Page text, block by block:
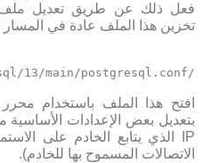
فعل ذلك عن طريق تعديل ملف
تخزين هذا الملف عادة في المسار
/etc/postgresql/13/main/postgresql.conf
افتح هذا الملف باستخدام
بتعديل بعض الإعدادات الأساسية
IP الذي يتابع الخادم على الاستماع) و
الاتصالات المسموح بها للخادم).